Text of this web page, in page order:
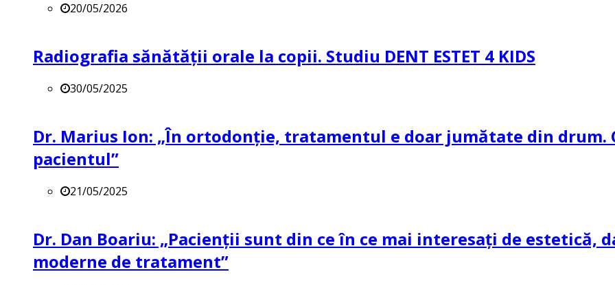
20/05/2026
Radiografia sănătății orale la copii. Studiu DENT ESTET 4 KIDS
30/05/2025
Dr. Marius Ion: „În ortodonție, tratamentul e doar jumătate din drum.
pacientul”
21/05/2025
Dr. Dan Boariu: „Pacienții sunt din ce în ce mai interesați de estetică,
moderne de tratament”